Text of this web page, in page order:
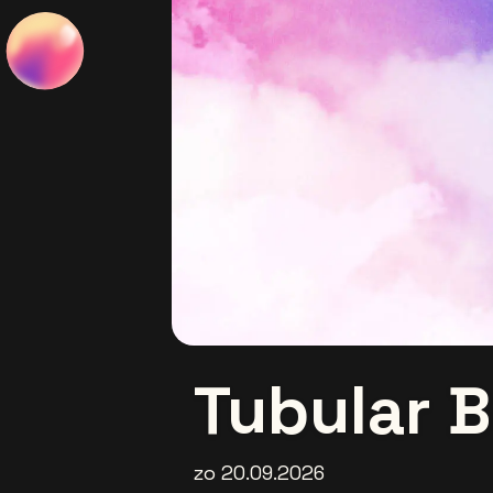
Tubular
zo 20.09.2026